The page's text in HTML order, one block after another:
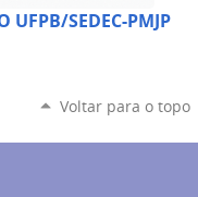
UFPB/SEDEC-PMJP
Voltar para o topo